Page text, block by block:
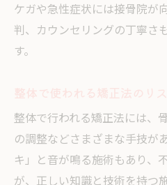
ケガや急性症状には接骨院が
判、カウンセリングの丁寧さ
す。
整体で行われる矯正法には、
の調整などさまざまな手技が
キ」と音が鳴る施術もあり、